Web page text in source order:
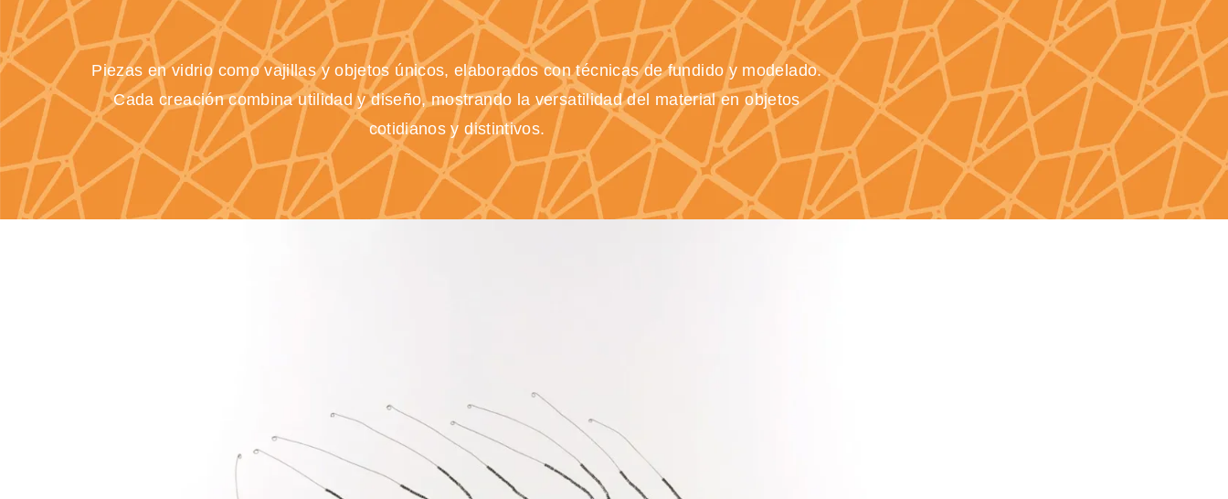
Piezas en vidrio como vajillas y objetos únicos, elaborados con técnicas de fundido y modelado.
Cada creación combina utilidad y diseño, mostrando la versatilidad del material en objetos
cotidianos y distintivos.